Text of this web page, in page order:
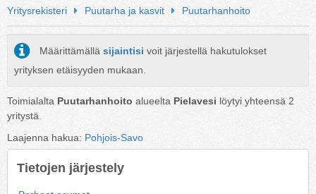
Yritysrekisteri Puutarha ja kasvit Puutarhanhoito
Määrittämällä sijaintisi voit järjestellä hakutulokset
yrityksen etäisyyden mukaan.
Toimialalta Puutarhanhoito alueelta Pielavesi löytyi yhteensä 2
yritystä.
Laajenna hakua: Pohjois-Savo
Tietojen järjestely